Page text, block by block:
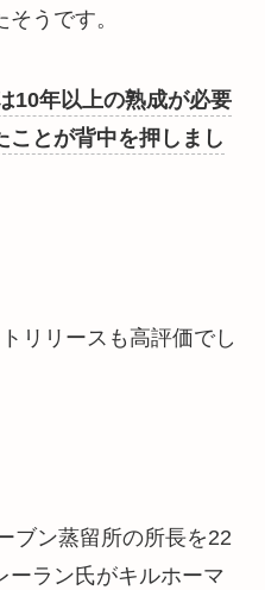
そう です。
10年以上の熟成が必要
ことが背中を押しまし
リリースも高評価でし
ブン蒸留所の所長を22
ーラン氏がキルホーマ